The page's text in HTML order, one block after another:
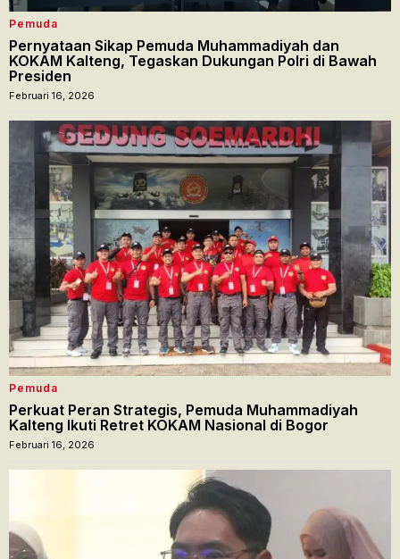
Pemuda
Pernyataan Sikap Pemuda Muhammadiyah dan
KOKAM Kalteng, Tegaskan Dukungan Polri di Bawah
Presiden
Februari 16, 2026
Pemuda
Perkuat Peran Strategis, Pemuda Muhammadiyah
Kalteng Ikuti Retret KOKAM Nasional di Bogor
Februari 16, 2026